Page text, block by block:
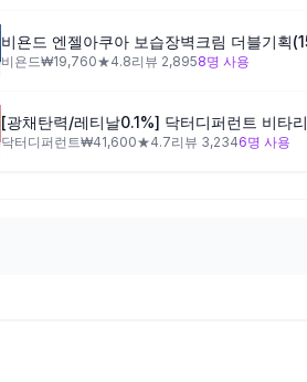
비욘드 엔젤아쿠아 보습장벽크림 더블기획
비욘드₩19,760★4.8리뷰 2,8958명 사용
닥터디퍼런트₩41,600★4.7리뷰 3,2346명 사용